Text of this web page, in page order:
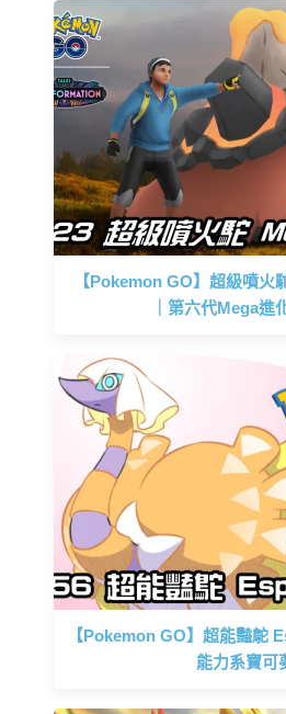
【Pokemon GO】超級噴火
｜第六代Mega進
【Pokemon GO】超能豔鴕
能力系寶可